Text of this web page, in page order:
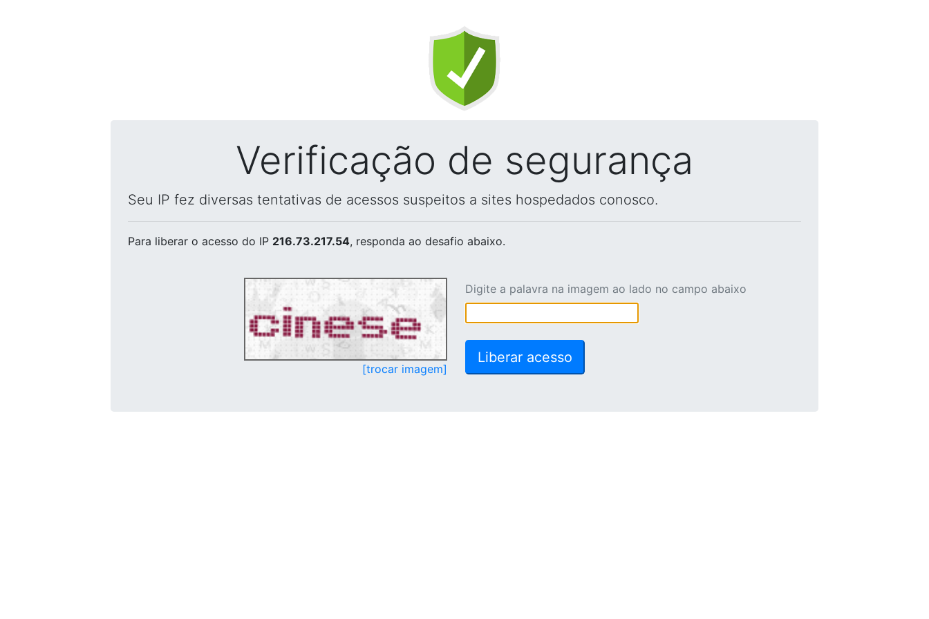
Verificação de segurança
Seu IP fez diversas tentativas de acessos suspeitos a sites hospedados conosco.
Para liberar o acesso do IP 216.73.217.54, responda ao desafio abaixo.
[trocar imagem]
Digite a palavra na imagem ao lado no campo abaixo